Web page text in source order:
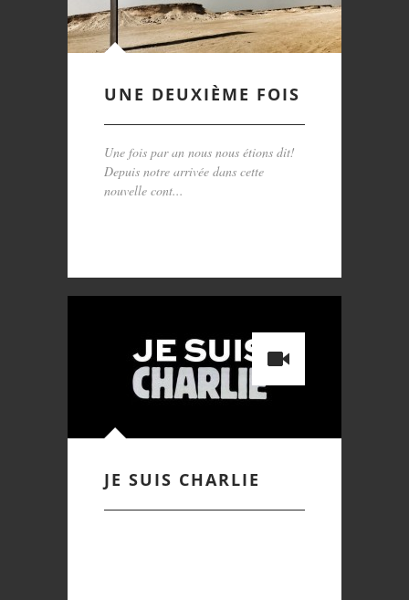
UNE DEUXIÈME FOIS
Une fois par an nous nous étions dit!
Depuis notre arrivée dans cette
nouvelle cont...
JE SUIS CHARLIE